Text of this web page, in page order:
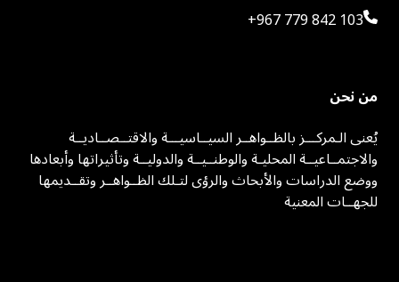
+967 779 842 103
من نحن
يُعنى الـمركـــز بالظــواهــر السيــاسيـــة والاقتــصــاديــة
والاجتمــاعيــة المحليـة والوطنــيــة والدوليــة وتأثيراتها وأبعادها
ووضع الدراسات والأبحاث والرؤى لتـلك الظــواهــر وتقــديمها
للجهــات المعنية